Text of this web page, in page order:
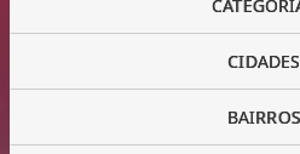
CIDADES
BAIRROS